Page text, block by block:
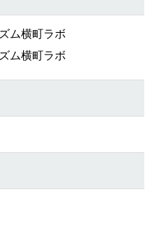
ム横町ラボ
ム横町ラボ